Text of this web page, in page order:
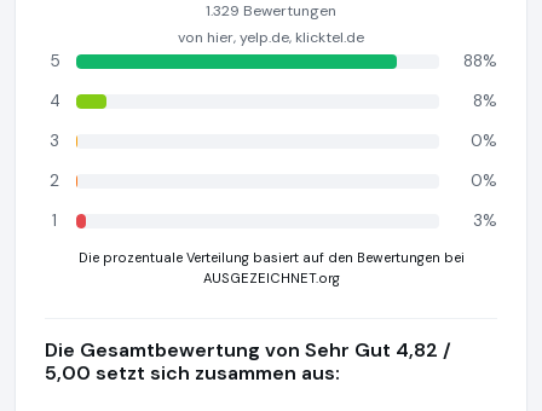
1.329 Bewertungen
von hier, yelp.de, klicktel.de
5
88%
4
8%
3
0%
2
0%
1
3%
Die prozentuale Verteilung basiert auf den Bewertungen bei
AUSGEZEICHNET.org
Die Gesamtbewertung von Sehr Gut 4,82 /
5,00 setzt sich zusammen aus: